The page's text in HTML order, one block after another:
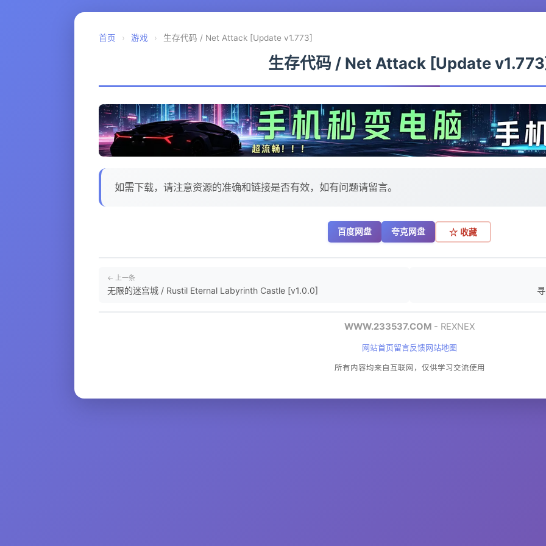
首页 › 游戏 › 生存代码 / Net Attack [Update v1.773]
生存代码 / Net Attack [Update
如需下载，请注意资源的准确和链接是否有效，如有问题请留言。
百度网盘 夸克网盘 ☆ 收藏
← 上一条
无限的迷宫城 / Rustil Eternal Labyrinth Castle [v1.0.0]
WWW.233537.COM - REXNEX
网站首页留言反馈网站地图
所有内容均来自互联网，仅供学习交流使用